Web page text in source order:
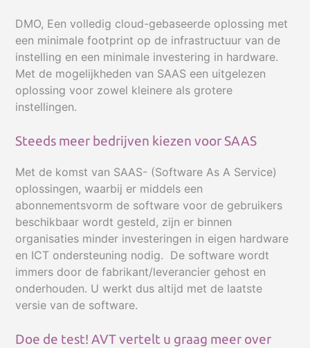
DMO, Een volledig cloud-gebaseerde oplossing met
een minimale footprint op de infrastructuur van de
instelling en een minimale investering in hardware.
Met de mogelijkheden van SAAS een uitgelezen
oplossing voor zowel kleinere als grotere
instellingen.
Steeds meer bedrijven kiezen voor SAAS
Met de komst van SAAS- (Software As A Service)
oplossingen, waarbij er middels een
abonnementsvorm de software voor de gebruikers
beschikbaar wordt gesteld, zijn er binnen
organisaties minder investeringen in eigen hardware
en ICT ondersteuning nodig. De software wordt
immers door de fabrikant/leverancier gehost en
onderhouden. U werkt dus altijd met de laatste
versie van de software.
Doe de test! AVT vertelt u graag meer over